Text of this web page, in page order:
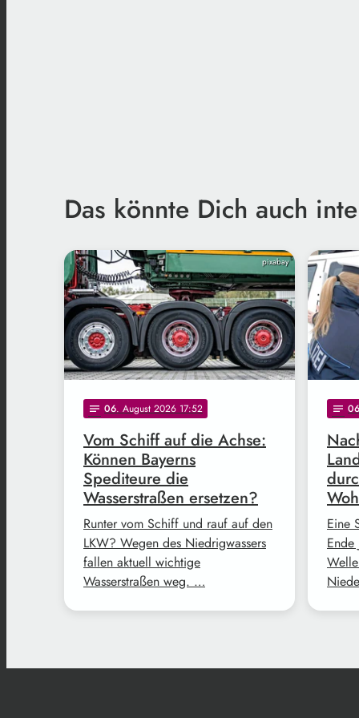
Das könnte Dich auch
pixabay
notes 06. August 2026 17:52
Vom Schiff auf die Achse:
Können Bayerns
Spediteure die
Wasserstraßen ersetzen?
Runter vom Schiff und rauf auf den
LKW? Wegen des Niedrigwassers
fallen aktuell wichtige
Wasserstraßen weg. …
notes 06
Eine
Ende